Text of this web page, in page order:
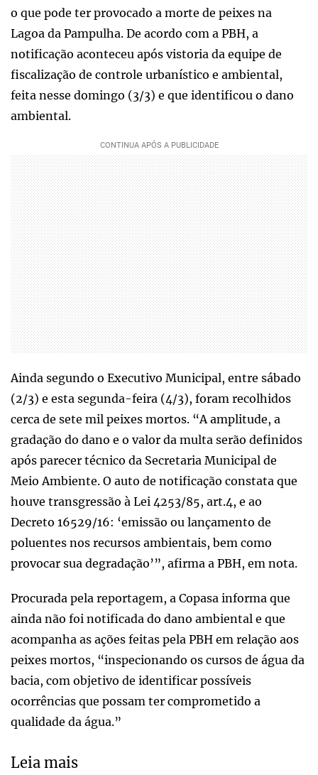
o que pode ter provocado a morte de peixes na
Lagoa da Pampulha. De acordo com a PBH, a
notificação aconteceu após vistoria da equipe de
fiscalização de controle urbanístico e ambiental,
feita nesse domingo (3/3) e que identificou o dano
ambiental.
Ainda segundo o Executivo Municipal, entre sábado
(2/3) e esta segunda-feira (4/3), foram recolhidos
cerca de sete mil peixes mortos. “A amplitude, a
gradação do dano e o valor da multa serão definidos
após parecer técnico da Secretaria Municipal de
Meio Ambiente. O auto de notificação constata que
houve transgressão à Lei 4253/85, art.4, e ao
Decreto 16529/16: ‘emissão ou lançamento de
poluentes nos recursos ambientais, bem como
provocar sua degradação’”, afirma a PBH, em nota.
Procurada pela reportagem, a Copasa informa que
ainda não foi notificada do dano ambiental e que
acompanha as ações feitas pela PBH em relação aos
peixes mortos, “inspecionando os cursos de água da
bacia, com objetivo de identificar possíveis
ocorrências que possam ter comprometido a
qualidade da água.”
Leia mais